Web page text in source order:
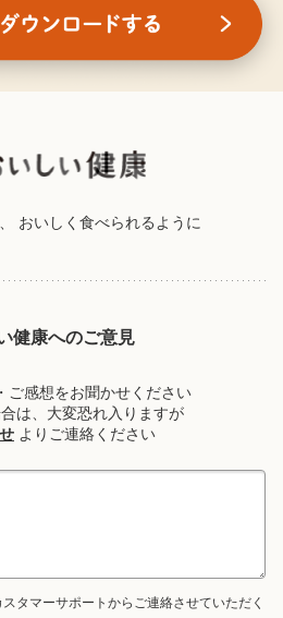
おいしく食べられるように
健康へのご意見
ご感想をお聞かせください
は、大変恐れ入りますが
よりご連絡ください
タマーサポートからご連絡させていただく